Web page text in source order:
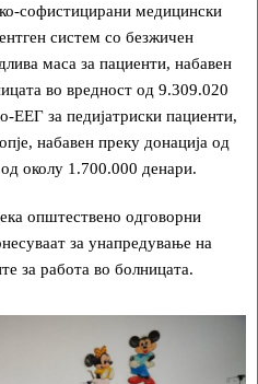
софистицирани медицински
систем со безжичен
маса за пациенти, набавен
во вредност од 9.309.020
ЕЕГ за педијатриски пациенти,
набавен преку донација од
околу 1.700.000 денари.
општествено одговорни
за унапредување на
за работа во болницата.